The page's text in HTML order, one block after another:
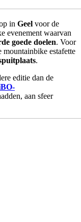
in Geel voor de
evenement waarvan
goede doelen. Voor
mountainbike estafette
.
editie dan de
aan sfeer